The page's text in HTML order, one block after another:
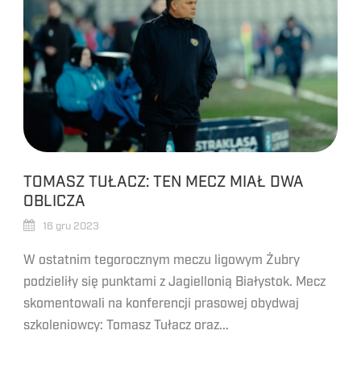
TOMASZ TUŁACZ: TEN MECZ MIAŁ DWA
OBLICZA
16 gru 2023
W ostatnim tegorocznym meczu ligowym Żubry
podzieliły się punktami z Jagiellonią Białystok. Mecz
skomentowali na konferencji prasowej obydwaj
szkoleniowcy: Tomasz Tułacz oraz...